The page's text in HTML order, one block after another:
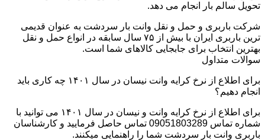
تحویل سالم بار انجام می دهد.
شرکت باربری و حمل و نقل وانت بار سردشت به عنوان قدیمی
ترین باربری ایران با بیش از ۷۵ سال سابقه در انواع حمل و نقل
بهترین انتخاب برای جابجایی کالاهای شما است.
سوالات متداول
برای اطلاع از نرخ کرایه وانت نیسان در سال ۱۴۰۱ چه کاری باید
انجام دهیم؟
برای اطلاع از نرخ کرایه وانت و نیسان در سال ۱۴۰۱ می توانید با
شماره تماس 09051803289 تماس حاصل فرمایید و کارشناسان
باربری وانت بار سردشت شما را راهنمایی میکنند.